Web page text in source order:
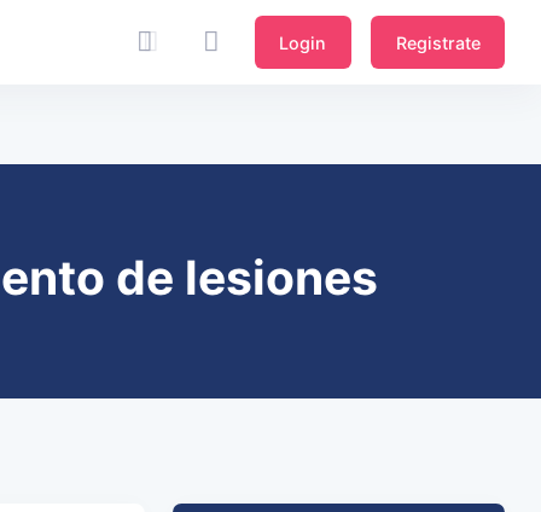
Login Registrate
de lesiones